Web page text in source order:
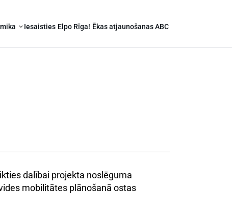
Iesaisties Elpo Rīga! Ēkas atjaunošanas ABC
dalībai projekta noslēguma
mobilitātes plānošanā ostas